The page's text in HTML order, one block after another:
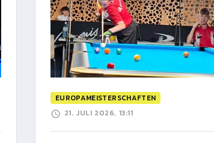
EUROPAMEISTERSCHAFTEN
21. JULI 2026, 13:11